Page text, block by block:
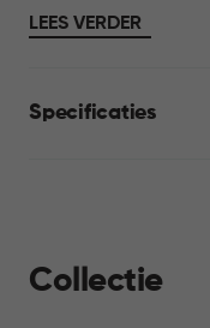
tillen comfortabel,
stevigheid. Dankzij het
LEES VERDER
Specificaties
Collectie